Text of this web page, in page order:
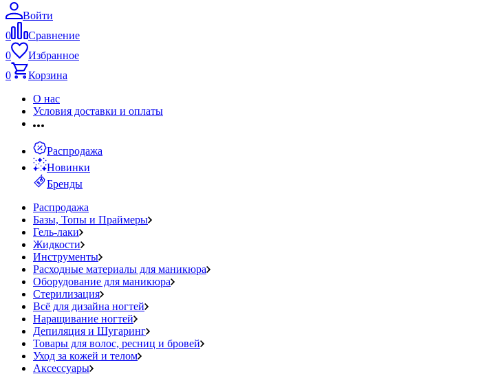
Войти
0
Сравнение
0
Избранное
0
Корзина
О нас
Условия доставки и оплаты
Распродажа
Новинки
Бренды
Распродажа
Базы, Топы и Праймеры
Гель-лаки
Жидкости
Инструменты
Расходные материалы для маникюра
Оборудование для маникюра
Стерилизация
Всё для дизайна ногтей
Наращивание ногтей
Депиляция и Шугаринг
Товары для волос, ресниц и бровей
Уход за кожей и телом
Аксессуары